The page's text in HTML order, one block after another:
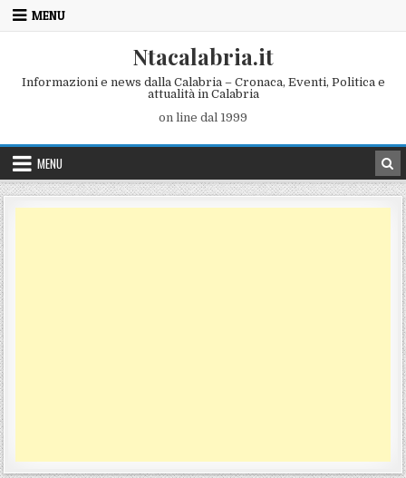
Skip to content
MENU
Ntacalabria.it
Informazioni e news dalla Calabria – Cronaca, Eventi, Politica e
attualità in Calabria
on line dal 1999
MENU